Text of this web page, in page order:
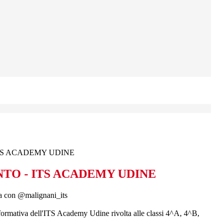
ACADEMY UDINE
- ITS ACADEMY UDINE
con @malignani_its
dell'ITS Academy Udine rivolta alle classi 4^A, 4^B,